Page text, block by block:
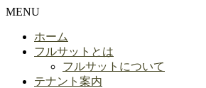
MENU
ホーム
フルサットとは
フルサットについて
テナント案内